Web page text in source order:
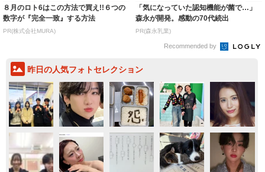
８月のロト6はこの方法で買え!!６つの
数字が『完全一致』する方法
PR(株式会社MURA)
「気になっていた認知機能が菌で…」
森永が開発。感動の70代続出
PR(森永乳業)
Recommended by
昨日の人気フォトセレクション